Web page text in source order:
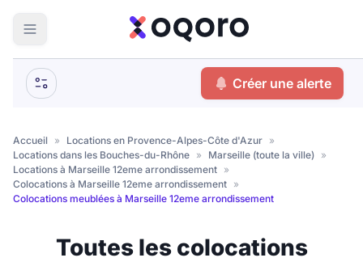
Votre
Que recherchez-vous ?
Logement entier
Colocation Coliving
recherche
Créer une alerte
Accueil » Locations en Provence-Alpes-Côte d'Azur »
Locations dans les Bouches-du-Rhône » Marseille (toute la ville) »
Locations à Marseille 12eme arrondissement »
Colocations à Marseille 12eme arrondissement »
Colocations meublées à Marseille 12eme arrondissement
Toutes les colocations